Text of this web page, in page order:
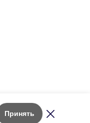
Принять
Лента новостей